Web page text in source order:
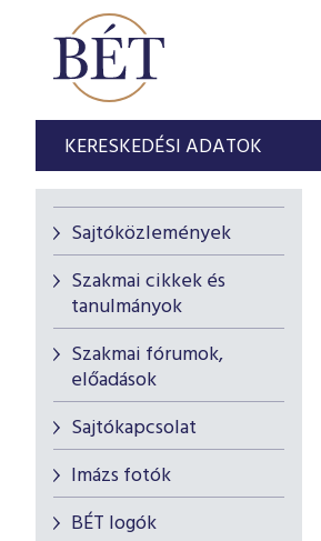
KERESKEDÉSI ADATOK
Sajtóközlemények
Szakmai cikkek és
tanulmányok
Szakmai fórumok,
előadások
Sajtókapcsolat
Imázs fotók
BÉT logók